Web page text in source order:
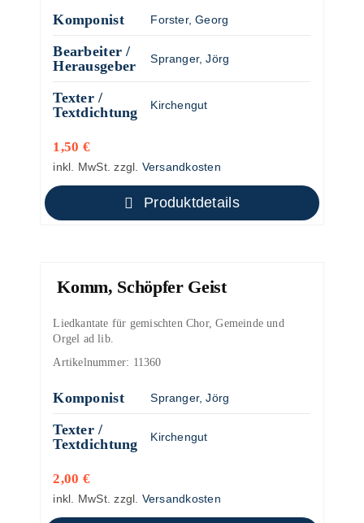
Komponist Forster, Georg
Bearbeiter /
Herausgeber
Spranger, Jörg
Texter /
Textdichtung
Kirchengut
1,50 €
inkl. MwSt. zzgl. Versandkosten
Produktdetails
Komm, Schöpfer Geist
Liedkantate für gemischten Chor, Gemeinde und
Orgel ad lib.
Artikelnummer: 11360
Komponist Spranger, Jörg
Texter /
Textdichtung
Kirchengut
2,00 €
inkl. MwSt. zzgl. Versandkosten